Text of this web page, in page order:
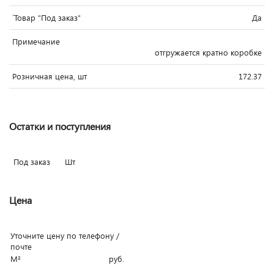
`Товар "Под заказ" Да
Примечание
отгружается кратно коробке
Розничная цена, шт 172.37
Остатки и поступления
Под заказ Шт
Цена
Уточните цену по телефону /
почте
М²
руб.